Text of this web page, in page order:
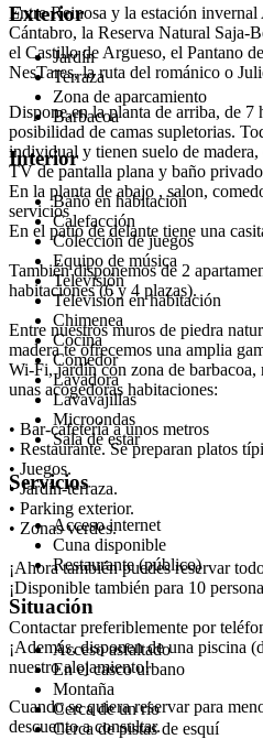
Entre Reinosa y la estación
Cántabro, la Reserva Natural Saja-
el Castillo de Argueso, el Pantano
NesTares, la ruta del románico o
Dispone,en la planta de arriba, de 7
posibilidad de camas supletorias.
individual y tienen suelo de
TV de pantalla plana y baño
En la planta de abajo , salon,
servicios
En el patio de delante tiene una
También disponemos de 2
habitaciones (6 y 4 plazas).
Entre nuestros muros de piedra
madera te ofrecemos una amplia
Wi-Fi, jardín con zona de barbacoa,
unas acogedoras habitaciones:
• Bar-cafetería a unos metros
• Restaurante. Se preparan platos
• Juegos.
• Jardín-terraza.
• Parking exterior.
• Zonas verdes.
¡Ahora también puedes reservar
¡Disponible también para 10
Contactar preferiblemente por
¡Además, disponen de una piscina
nuestro alojamiento!
Cuando se quiera reservar para
descuento a consultar.
Exterior
Jardín
Terraza
Zona de aparcamiento
Barbacoa
Interior
Baño en habitación
Calefacción
Colección de juegos
Equipo de música
Televisión
Televisión en habitación
Chimenea
Cocina
Comedor
Lavadora
Lavavajillas
Microondas
Sala de estar
Servicios
Acceso internet
Cuna disponible
Restaurante (público)
Situación
Acceso asfaltado
En el casco urbano
Montaña
Cerca de un río
Cerca de pistas de esquí